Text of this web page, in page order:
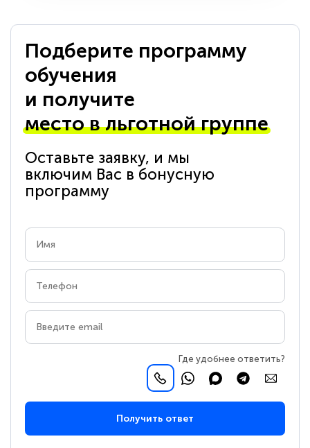
Подберите программу
обучения
и получите
место в льготной группе
Оставьте заявку, и мы
включим Вас в бонусную
программу
Где удобнее ответить?
Получить ответ